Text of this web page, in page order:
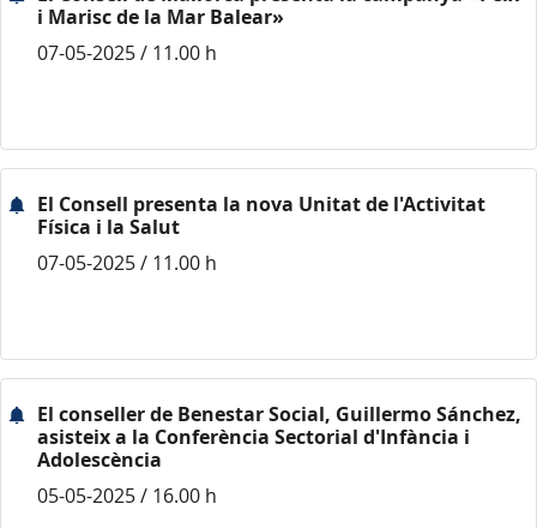
i Marisc de la Mar Balear»
07-05-2025 / 11.00 h
El Consell presenta la nova Unitat de l'Activitat
Física i la Salut
07-05-2025 / 11.00 h
El conseller de Benestar Social, Guillermo Sánchez,
asisteix a la Conferència Sectorial d'Infància i
Adolescència
05-05-2025 / 16.00 h